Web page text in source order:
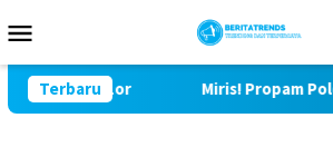
ke
Mobile
Terbaru
Bulu Lor Miris! Propam Polda